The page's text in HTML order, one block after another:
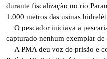
durante fiscalização no rio
1.000 metros das usinas
O pescador iniciava a
capturado nenhum exemplar de
A PMA deu voz de prisão e